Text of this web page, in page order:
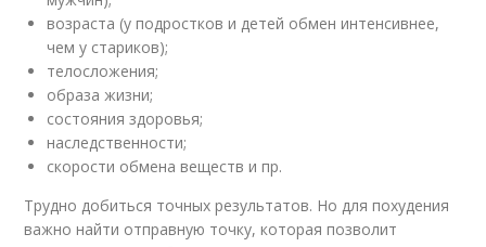
возраста (у подростков и детей обмен интенсивнее,
чем у стариков);
телосложения;
образа жизни;
состояния здоровья;
наследственности;
скорости обмена веществ и пр.
Трудно добиться точных результатов. Но для похудения
важно найти отправную точку, которая позволит